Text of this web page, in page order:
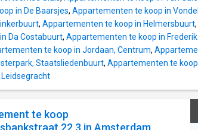
in De Baarsjes, Appartementen te koop in
, Appartementen te koop in Helmersbuurt,
Da Costabuurt, Appartementen te koop in
te koop in Jordaan, Centrum,
Staatsliedenbuurt, Appartementen te
te koop
22 3 in Amsterdam